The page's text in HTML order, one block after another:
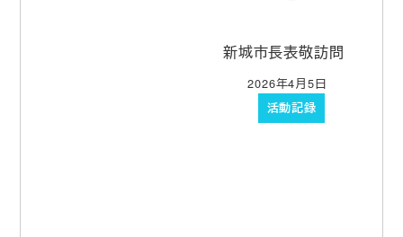
新城市長表敬訪問
投稿日
2026年4月5日
活動記録